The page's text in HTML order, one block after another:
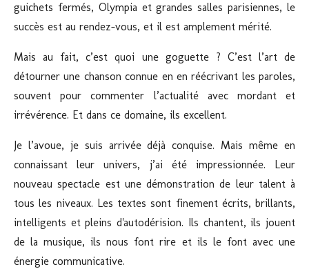
guichets fermés, Olympia et grandes salles parisiennes, le
succès est au rendez-vous, et il est amplement mérité.
Mais au fait, c’est quoi une goguette ? C’est l’art de
détourner une chanson connue en en réécrivant les paroles,
souvent pour commenter l’actualité avec mordant et
irrévérence. Et dans ce domaine, ils excellent.
Je l’avoue, je suis arrivée déjà conquise. Mais même en
connaissant leur univers, j’ai été impressionnée. Leur
nouveau spectacle est une démonstration de leur talent à
tous les niveaux. Les textes sont finement écrits, brillants,
intelligents et pleins d'autodérision. Ils chantent, ils jouent
de la musique, ils nous font rire et ils le font avec une
énergie communicative.